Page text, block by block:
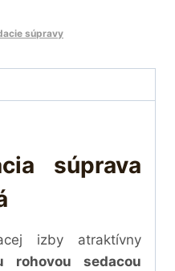
súpravy
súprava
izby atraktívny
rohovou sedacou